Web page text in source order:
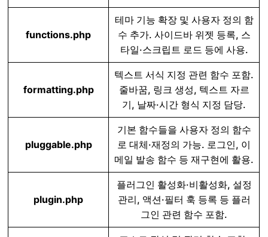
functions.php
테마 기능 확장 및 사용자 정의 함
수 추가. 사이드바 위젯 등록, 스
타일·스크립트 로드 등에 사용.
formatting.php
텍스트 서식 지정 관련 함수 포함.
줄바꿈, 링크 생성, 텍스트 자르
기, 날짜·시간 형식 지정 담당.
pluggable.php
기본 함수들을 사용자 정의 함수
로 대체·재정의 가능. 로그인, 이
메일 발송 함수 등 재구현에 활용.
plugin.php
플러그인 활성화·비활성화, 설정
관리, 액션·필터 훅 등록 등 플러
그인 관련 함수 포함.